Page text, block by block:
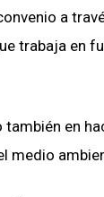
a
trabaja en
también en